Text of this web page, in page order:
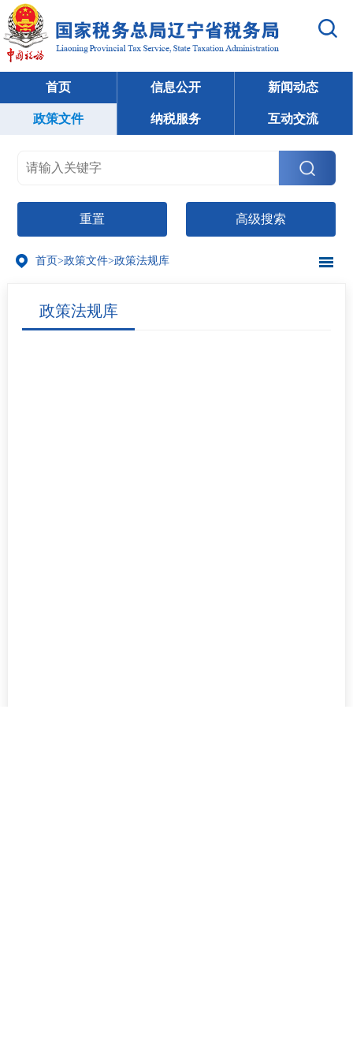
首页 信息公开 新闻动态
政策文件 纳税服务 互动交流
重置 高级搜索
首页>政策文件>政策法规库
政策法规库